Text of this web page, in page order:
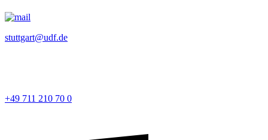
stuttgart@udf.de
+49 711 210 70 0